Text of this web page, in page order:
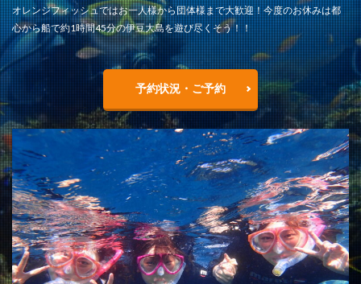
オレンジフィッシュではお一人様から団体様まで大歓迎！今度のお休みは都
心から船で約1時間45分の伊豆大島を遊び尽くそう！！
予約状況・ご予約